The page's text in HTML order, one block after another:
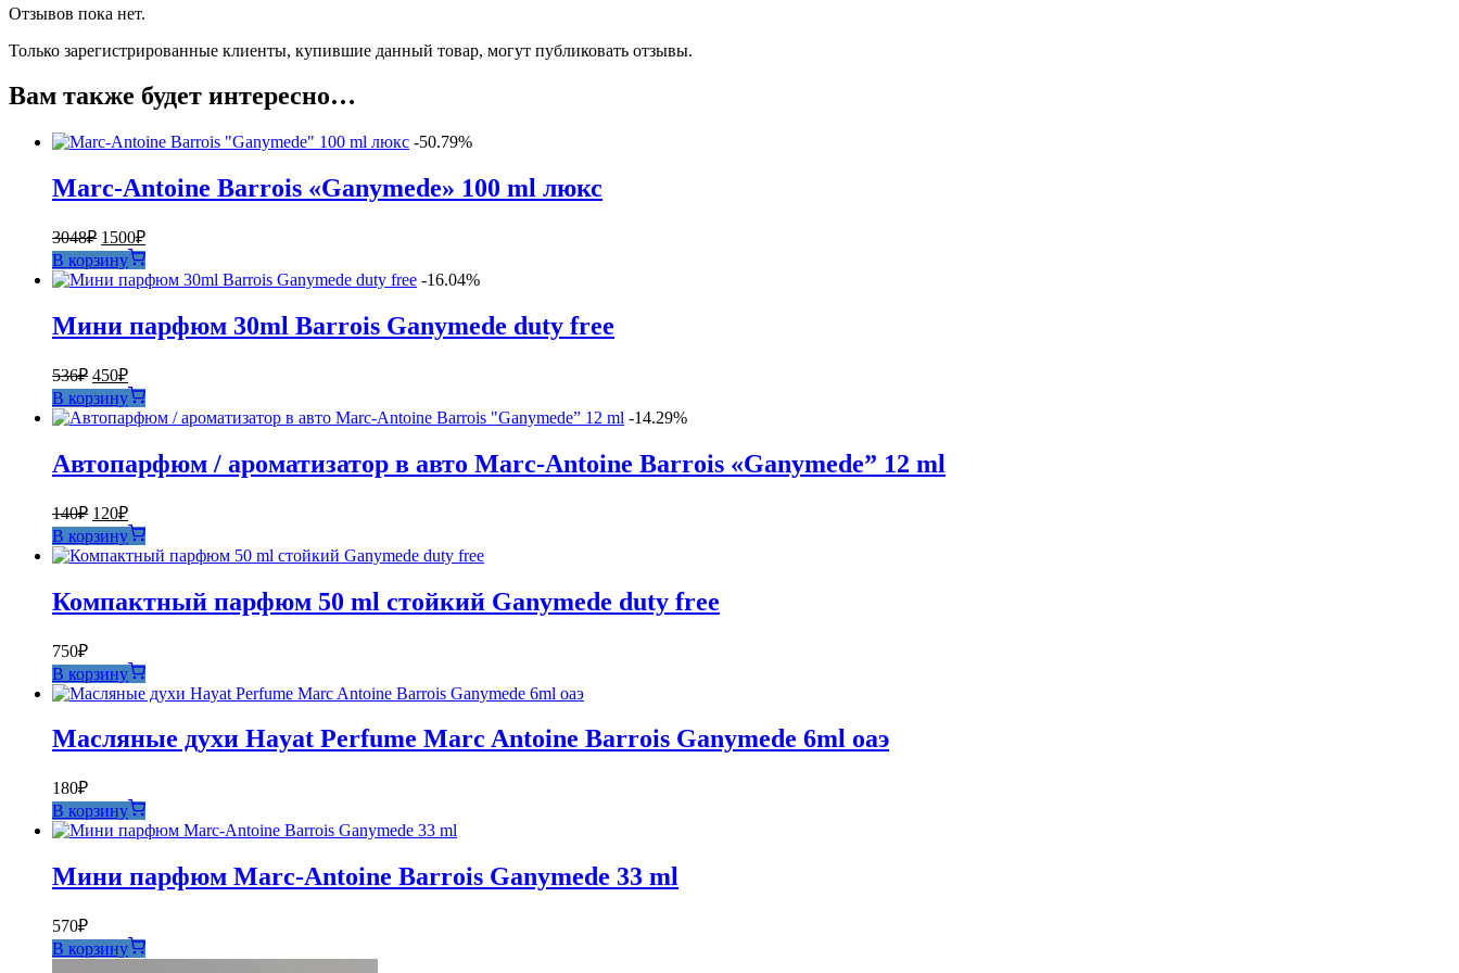
Отзывов пока нет.
Только зарегистрированные клиенты, купившие данный товар, могут публиковать отзывы.
Вам также будет интересно…
-50.79%
Marc-Antoine Barrois «Ganymede» 100 ml люкс
3048₽ Первоначальная
цена
составляла
3048₽.
1500₽Текущая
цена:
1500₽.
В корзину
-16.04%
Мини парфюм 30ml Barrois Ganymede duty free
536₽ Первоначальная
цена
составляла
536₽.
450₽Текущая
цена:
450₽.
В корзину
-14.29%
Автопарфюм / ароматизатор в авто Marc-Antoine Barrois «Ganymede” 12 ml
140₽ Первоначальная
цена
составляла
120₽Текущая
цена:
120₽.
В корзину
Компактный парфюм 50 ml стойкий Ganymede duty free
750₽
В корзину
Масляные духи Hayat Perfume Marc Antoine Barrois Ganymede 6ml оаэ
180₽
В корзину
Мини парфюм Marc-Antoine Barrois Ganymede 33 ml
570₽
В корзину